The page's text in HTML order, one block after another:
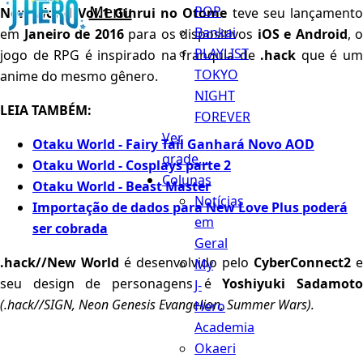
Menu
POP
Bankai
PLAYLIST
TOKYO
NIGHT
FOREVER
Ver
grade...
Colunas
Notícias
em
Geral
My
J-
Hero
Academia
Okaeri
New World Vol.1 Ginrui no Otome teve seu lançamento
em Janeiro de 2016para os dispositivos iOS e Android, o
jogo de RPG é inspirado na franquia de .hack que é um
anime do mesmo gênero.
LEIA TAMBÉM:
Otaku World - Fairy Tail Ganhará Novo AOD
Otaku World - Cosplays parte 2
Otaku World - Beast Master
Importação de dados para New Love Plus poderá
ser cobrada
.hack//New World é desenvolvido pelo CyberConnect2 e
seu design de personagens éYoshiyuki Sadamoto
(.hack//SIGN, Neon Genesis Evangelion, Summer Wars).